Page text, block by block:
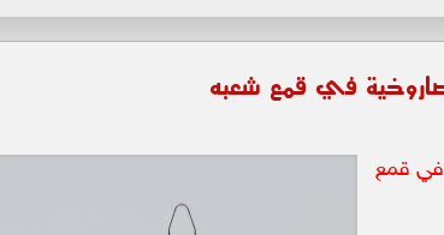
في قمع شعبه
في قمع